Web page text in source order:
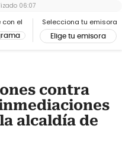
con el Selecciona tu emisora
Elige tu emisora
06:07
contra
alcaldía de